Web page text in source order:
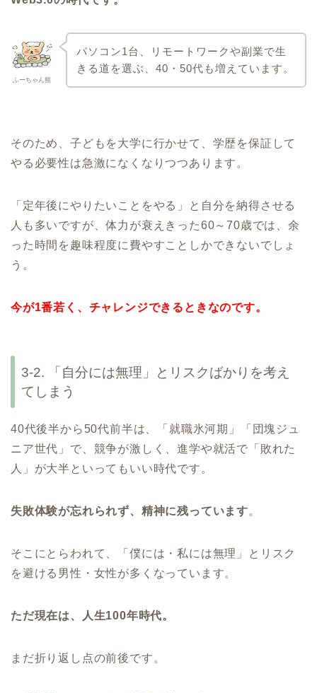
ふーちゃん熊
パソコン1台、リモートワークや副業で生
きる道を選ぶ、40・50代も増えています。
そのため、子どもを大学に行かせて、学歴を保証して
やる必要性は急激になくなりつつあります。
「定年後にやりたいことをやる」と自分を納得させる
人も多いですが、体力が衰えきった60～70歳では、余
った時間を趣味程度に費やすことしかできないでしょ
う。
今が1番若く、チャレンジできるときなのです。
3-2. 「自分には無理」とリスクばかりを考え
てしまう
40代後半から50代前半は、「就職氷河期」「団塊ジュ
ニア世代」で、競争が激しく、進学や就活で「敗れた
人」が大半といってもいい時代です。
失敗体験が忘れられず、精神に残っています。
そこにとらわれて、「僕には・私には無理」とリスク
を避ける男性・女性が多くなっています。
ただ現在は、人生100年時代。
まだ折り返し点の前後です。